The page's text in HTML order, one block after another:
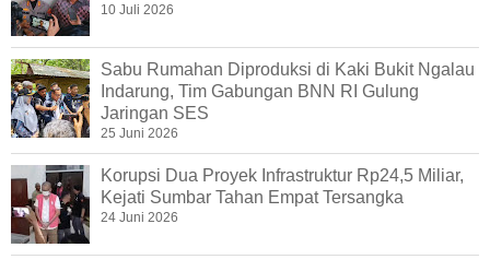
10 Juli 2026
Sabu Rumahan Diproduksi di Kaki Bukit Ngalau
Indarung, Tim Gabungan BNN RI Gulung
Jaringan SES
25 Juni 2026
Korupsi Dua Proyek Infrastruktur Rp24,5 Miliar,
Kejati Sumbar Tahan Empat Tersangka
24 Juni 2026